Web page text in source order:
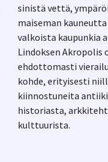
sinistä vettä,
maiseman
valkoista kaupunkia
Lindoksen Akropolis
ehdottomasti
kohde, erityisesti
kiinnostuneita
historiasta,
kulttuurista.